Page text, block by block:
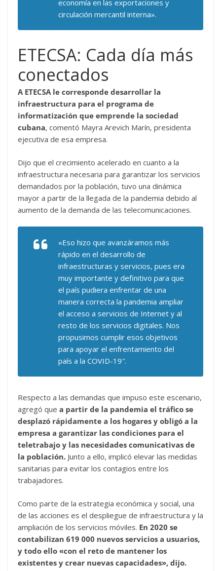
economía en las exportaciones y
circulación mercantil interna».
ETECSA: Cada día más
conectados
A ETECSA le corresponde desarrollar la
infraestructura para el programa de
informatización que emprende la sociedad
cubana, comentó Mayra Arevich Marín, presidenta
ejecutiva de esa empresa.
Dijo que el crecimiento acelerado en cuanto a la
infraestructura necesaria para garantizar los servicios
demandados por la población, tuvo una dinámica
mayor a partir de la llegada de la pandemia debido al
aumento de la demanda de las telecomunicaciones.
«Eso hizo que avanzáramos más
rápido en el desarrollo de
infraestructuras y servicios, pues era
muy importante y definitivo para que
el país pudiera enfrentar de una
manera correcta la pandemia ampliar
el acceso a servicios de Internet y al
resto de los servicios digitales. Nos
propusimos cumplir esos objetivos
para apoyar el enfrentamiento del
país a la COVID-19″.
Respecto a las demandas que impuso este escenario,
agregó que a partir de la pandemia el tráfico se
desplazó rápidamente a los hogares y obligó a la
empresa a garantizar las condiciones para el
teletrabajo y las necesidades comunicativas de
la población. Junto a ello, implicó elevar las medidas
sanitarias para evitar los contagios entre los
trabajadores.
Como parte de la estrategia económica y social, una
de las acciones es el despliegue de infraestructura y la
ampliación de los servicios móviles. En 2020 se
contabilizan 619 000 nuevos servicios a usuarios,
y todo ello «con el reto de mantener los
existentes y crear nuevas capacidades», dijo.